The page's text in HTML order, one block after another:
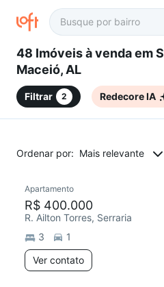
48 Imóveis à venda em Serraria,
Maceió, AL
Filtrar 2 Redecore IA
Ordenar por: Mais relevante
Apartamento
R$ 400.000
R. Ailton Torres, Serraria
3
1
Ver contato